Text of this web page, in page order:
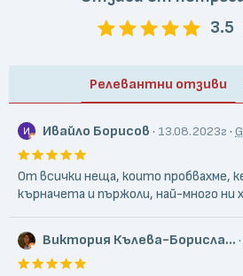
3.5
Релевантни отзиви
Ивайло Борисов · 13.08.2023г ·
От всички неща, които пробвахме,
кърначета и пържоли, най-много ни
Виктория Кълева-Борисла... ·